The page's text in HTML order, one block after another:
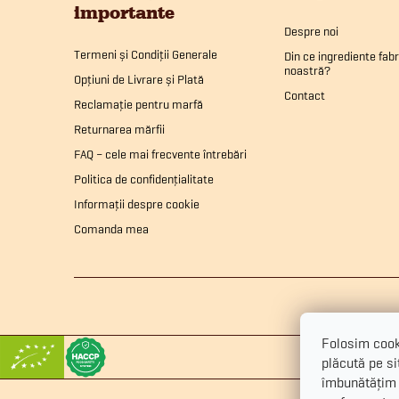
Folosim
plăcută pe i
importante
Termeni și Condiții Generale
Opțiuni de Livrare și Plată
Reclamație pentru marfă
Returnarea mărfii
FAQ – cele mai frecvente întrebări
Politica de confidențialitate
Informații despre cookie
Comanda mea
Despre noi
Din ce ingrediente
noastră?
Contact